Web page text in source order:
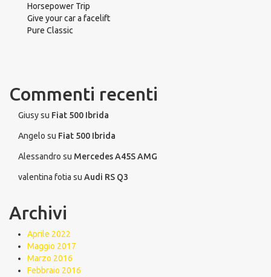
Horsepower Trip
Give your car a facelift
Pure Classic
Commenti recenti
Giusysu Fiat 500 Ibrida
Angelo su Fiat 500 Ibrida
Alessandro su Mercedes A45S AMG
valentina fotia su Audi RS Q3
Archivi
Aprile 2022
Maggio 2017
Marzo 2016
Febbraio 2016